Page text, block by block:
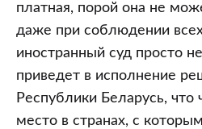
платная, порой она не
даже при соблюдении
иностранный суд просто
приведет в исполнение
Республики Беларусь,
место в странах, с